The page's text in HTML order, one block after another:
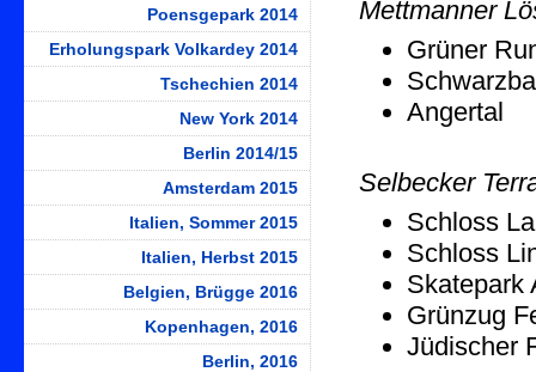
Mettmanner
Grüner
Angertal
Selbecker
Schloss
Schloss
Skatepark
Grünzug
Jüdischer
Poensgepark 2014
Erholungspark Volkardey 2014
Tschechien 2014
New York 2014
Berlin 2014/15
Amsterdam 2015
Italien, Sommer 2015
Italien, Herbst 2015
Belgien, Brügge 2016
Kopenhagen, 2016
Berlin, 2016